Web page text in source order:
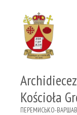
Kościoła
ПЕРЕМИСЬКО-